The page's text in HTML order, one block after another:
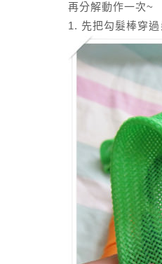
再分解動作一次~
1. 先把勾髮棒穿